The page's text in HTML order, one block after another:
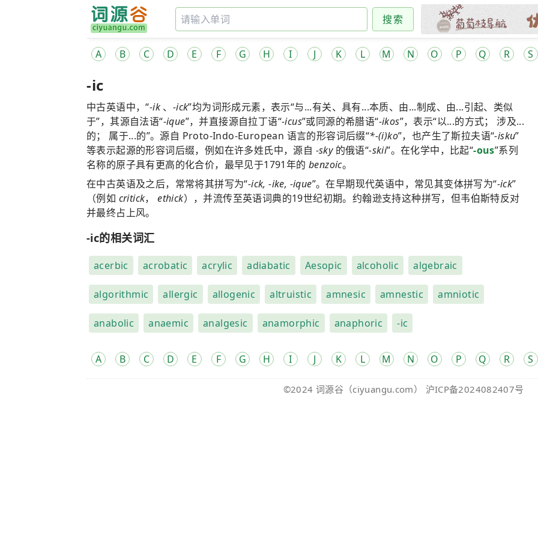
搜索
A B C D E F G H I J K L M N O P Q R S
-ic
中古英语中，“-ik 、 -ick”均为词形成元素，表示“与...有关、具有...本质、由...制成、由...引起、类似
于”，其源自法语“-ique”，并直接源自拉丁语“-icus”或同源的希腊语“-ikos”，表示“以...的方式； 涉及...
的； 属于...的”。源自 Proto-Indo-European 语言的形容词后缀“*-(i)ko”，也产生了斯拉夫语“-isku”
等表示起源的形容词后缀，例如在许多姓氏中，源自 -sky的俄语“-skii”。在化学中，比起“-ous”系列
名称的原子具有更高的化合价，最早见于1791年的 benzoic。
在中古英语及之后，常常将其拼写为“-ick, -ike, -ique”。在早期现代英语中，常见其变体拼写为“-ick”
（例如 critick，ethick），并流传至英语词典的19世纪初期。约翰逊支持这种拼写，但韦伯斯特反对
并最终占上风。
-ic的相关词汇
acerbic acrobatic acrylic adiabatic Aesopic alcoholic algebraic
algorithmic allergic allogenic altruistic amnesic amnestic amniotic
anabolic anaemic analgesic anamorphic anaphoric -ic
A B C D E F G H I J K L M N O P Q R S
©2024 词源谷 （ciyuangu.com） 沪ICP备2024082407号